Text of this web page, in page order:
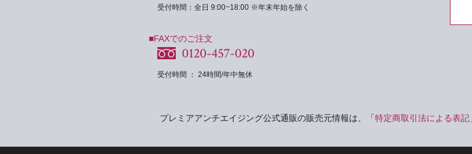
受付時間：全日 9:00~18:00 ※年末年始を除く
■FAXでのご注文
0120-457-020
受付時間 ： 24時間/年中無休
プレミアアンチエイジング公式通販の販売元情報は、「特定商取引法による表記